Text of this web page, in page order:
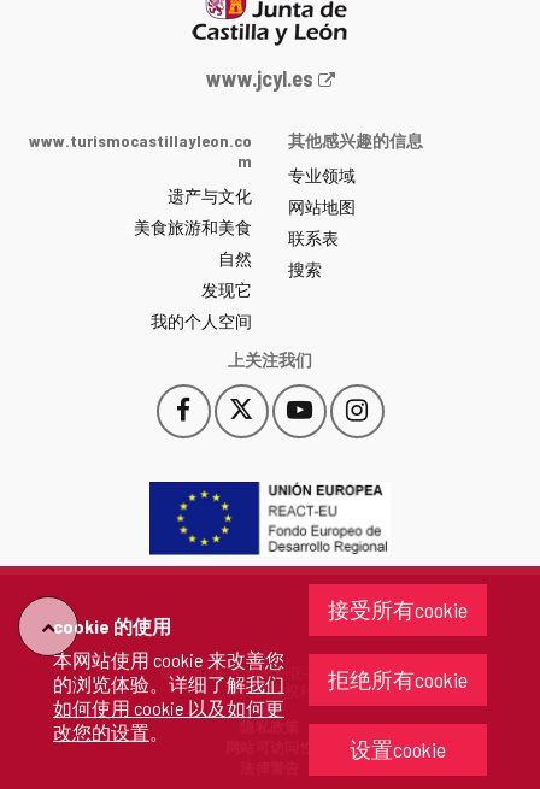
cookie 的使用
本网站使用 cookie 来改善您
的浏览体验。详细了解我们
如何使用 cookie 以及如何更
改您的设置。
接受所有cookie
拒绝所有cookie
设置cookie
Junta
y
León
网
站
门
户
-
www.jcyl.es
www.turismocastillayleon.co
m
遗产与文化
美食旅游和美食
自然
发现它
我的个人空间
其他感兴趣的信息
专业领域
网站地图
联系表
搜索
上关注我们
Facebook
此
链
会
打
开
一
口。
此
链
一
口。
YouTube
此
链
会
打
开
一
个
窗
口。
Instagram
此
链
会
开
一
个
新
窗
口。
"回
去"
版权 2026 - 卡斯蒂利亚-莱昂省政府
保留所有权利